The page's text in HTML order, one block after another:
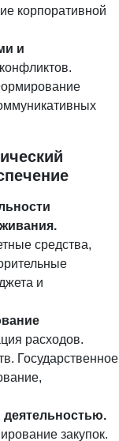
корпоративной
и
средства,
и
расходов.
Государственное
деятельностью.
закупок.